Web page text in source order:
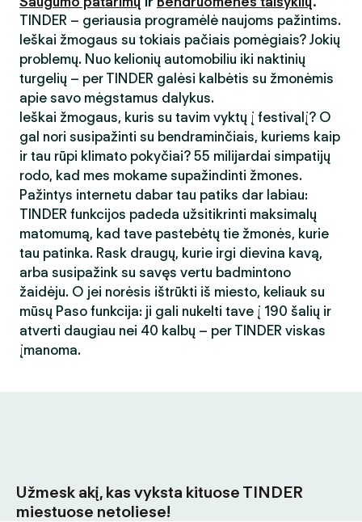
TINDER – geriausia programėlė naujoms pažintims.
Ieškai žmogaus su tokiais pačiais pomėgiais? Jokių
problemų. Nuo kelionių automobiliu iki naktinių
turgelių – per TINDER galėsi kalbėtis su žmonėmis
apie savo mėgstamus dalykus.
Ieškai žmogaus, kuris su tavim vyktų į festivalį? O
gal nori susipažinti su bendraminčiais, kuriems kaip
ir tau rūpi klimato pokyčiai? 55 milijardai simpatijų
rodo, kad mes mokame supažindinti žmones.
Pažintys internetu dabar tau patiks dar labiau:
TINDER funkcijos padeda užsitikrinti maksimalų
matomumą, kad tave pastebėtų tie žmonės, kurie
tau patinka. Rask draugų, kurie irgi dievina kavą,
arba susipažink su savęs vertu badmintono
žaidėju. O jei norėsis ištrūkti iš miesto, keliauk su
mūsų Paso funkcija: ji gali nukelti tave į 190 šalių ir
atverti daugiau nei 40 kalbų – per TINDER viskas
įmanoma.
Užmesk akį, kas vyksta kituose TINDER
miestuose netoliese!